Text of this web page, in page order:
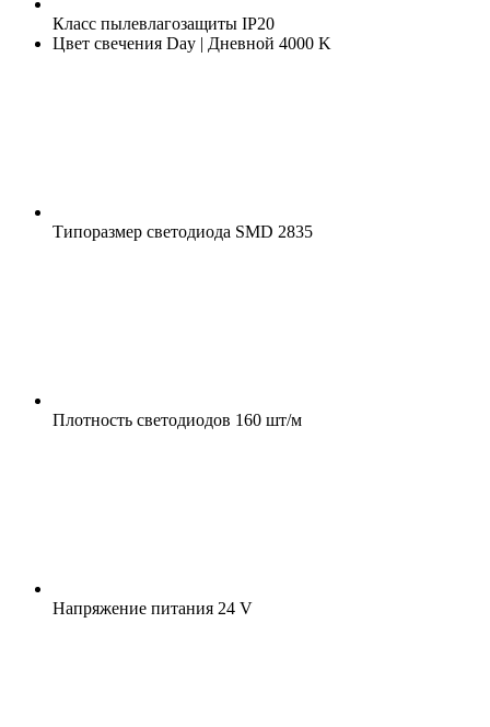
Класс пылевлагозащиты IP20
Цвет свечения Day | Дневной 4000 K
Типоразмер светодиода SMD 2835
Плотность светодиодов 160 шт/м
Напряжение питания 24 V